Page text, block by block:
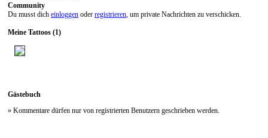
Community
Du musst dich einloggen oder registrieren, um private Nachrichten zu verschicken.
Meine Tattoos (1)
Gästebuch
» Kommentare dürfen nur von registrierten Benutzern geschrieben werden.